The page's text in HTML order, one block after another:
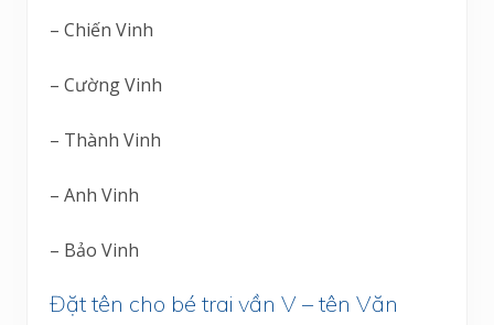
– Chiến Vinh
– Cường Vinh
– Thành Vinh
– Anh Vinh
– Bảo Vinh
Đặt tên cho bé trai vần V – tên Văn